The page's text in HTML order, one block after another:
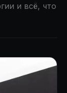
и всё, что